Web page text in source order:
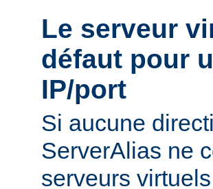
Le serveur
défaut pour
IP/port
Si aucune
ServerAlias ne
serveurs